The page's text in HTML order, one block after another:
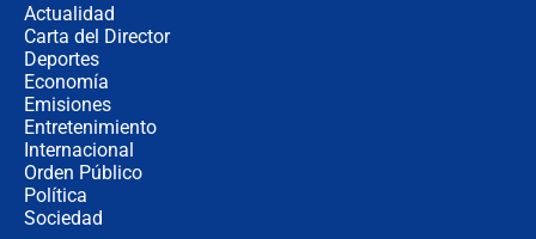
Actualidad
Carta del Director
Deportes
Economía
Emisiones
Entretenimiento
Internacional
Orden Público
Política
Sociedad